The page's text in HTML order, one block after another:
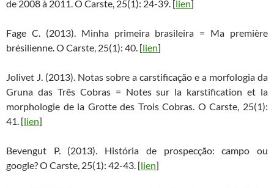
de 2008 à 2011. O Carste, 25(1): 24-39. [lien]
Fage C. (2013). Minha primeira brasileira = Ma première
brésilienne. O Carste, 25(1): 40. [lien]
Jolivet J. (2013). Notas sobre a carstificação e a morfologia da
Gruna das Três Cobras = Notes sur la karstification et la
morphologie de la Grotte des Trois Cobras. O Carste, 25(1):
41. [lien]
Bevengut P. (2013). História de prospecção: campo ou
google? O Carste, 25(1): 42-43. [lien]